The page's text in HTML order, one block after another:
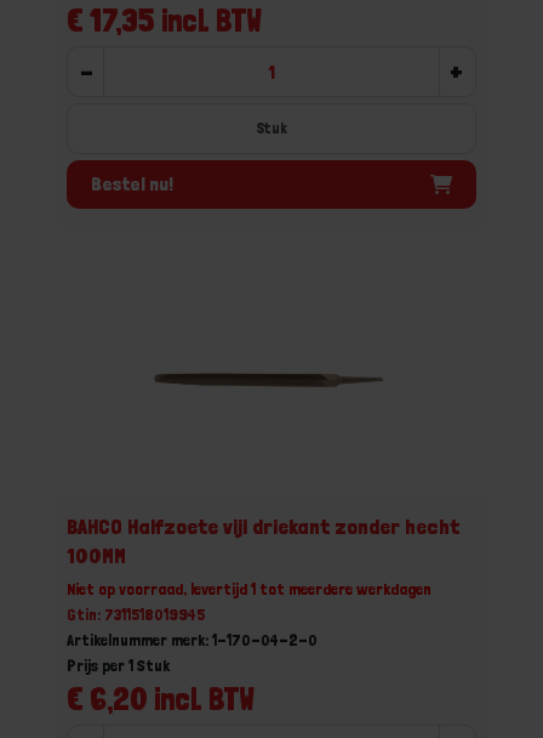
€ 17,35 incl. BTW
- +
Stuk
Bestel nu!
BAHCO Halfzoete vijl driekant zonder hecht
100MM
Niet op voorraad, levertijd 1 tot meerdere werkdagen
Gtin: 7311518019945
Artikelnummer merk: 1-170-04-2-0
€ 6,20 incl. BTW
Prijs per 1 Stuk